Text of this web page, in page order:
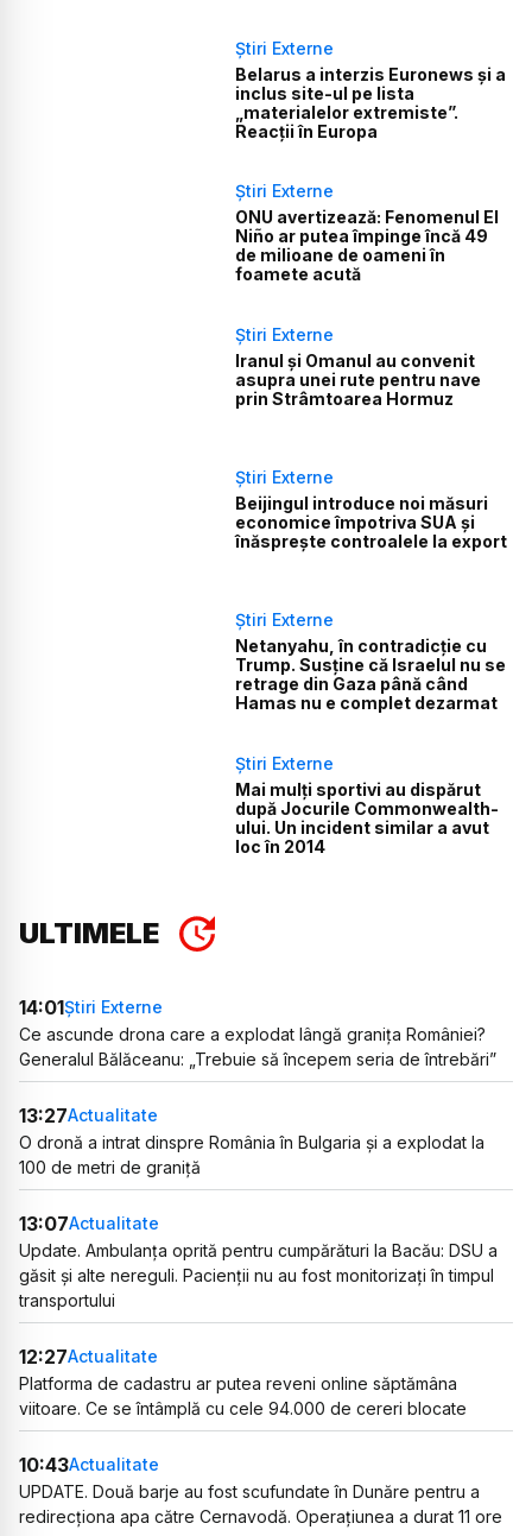
Știri Externe
Belarus a interzis Euronews și a
inclus site-ul pe lista
„materialelor extremiste”.
Reacții în Europa
Știri Externe
ONU avertizează: Fenomenul El
Niño ar putea împinge încă 49
de milioane de oameni în
foamete acută
Știri Externe
Iranul și Omanul au convenit
asupra unei rute pentru nave
prin Strâmtoarea Hormuz
Știri Externe
Beijingul introduce noi măsuri
economice împotriva SUA și
înăsprește controalele la export
Știri Externe
Netanyahu, în contradicție cu
Trump. Susține că Israelul nu se
retrage din Gaza până când
Hamas nu e complet dezarmat
Știri Externe
Mai mulți sportivi au dispărut
după Jocurile Commonwealth-
ului. Un incident similar a avut
loc în 2014
ULTIMELE
14:01Știri Externe
Ce ascunde drona care a explodat lângă granița României?
Generalul Bălăceanu: „Trebuie să începem seria de întrebări”
13:27Actualitate
O dronă a intrat dinspre România în Bulgaria și a explodat la
100 de metri de graniță
13:07Actualitate
Update. Ambulanța oprită pentru cumpărături la Bacău: DSU a
găsit și alte nereguli. Pacienții nu au fost monitorizați în timpul
transportului
12:27Actualitate
Platforma de cadastru ar putea reveni online săptămâna
viitoare. Ce se întâmplă cu cele 94.000 de cereri blocate
10:43Actualitate
UPDATE. Două barje au fost scufundate în Dunăre pentru a
redirecționa apa către Cernavodă. Operațiunea a durat 11 ore